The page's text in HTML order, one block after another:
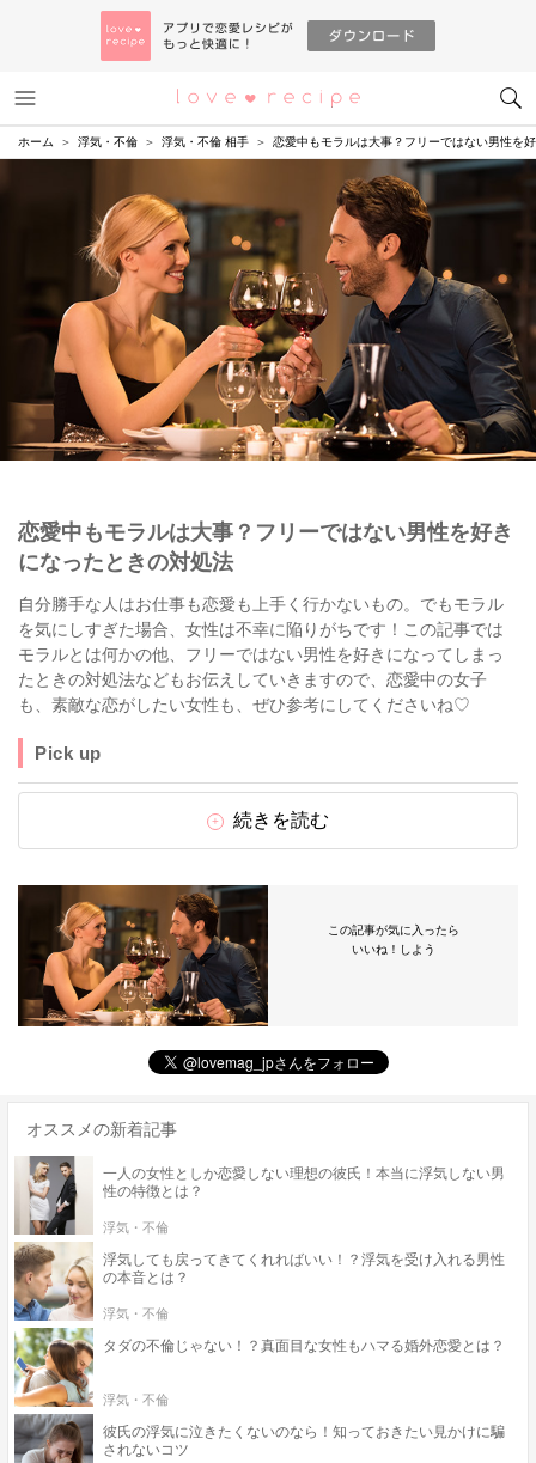
恋愛レシピ
ホーム 浮気・不倫 浮気・不倫 相手 恋愛中もモラルは大事？フリーではない男性を
恋愛中もモラルは大事？フリーではない男性を好き
になったときの対処法
自分勝手な人はお仕事も恋愛も上手く行かないもの。でもモラル
を気にしすぎた場合、女性は不幸に陥りがちです！この記事では
モラルとは何かの他、フリーではない男性を好きになってしまっ
たときの対処法などもお伝えしていきますので、恋愛中の女子
も、素敵な恋がしたい女性も、ぜひ参考にしてくださいね♡
Pick up
続きを読む
この記事が気に入ったら
いいね！しよう
オススメの新着記事
一人の女性としか恋愛しない理想の彼氏！本当に浮気しない男
性の特徴とは？
浮気・不倫
浮気しても戻ってきてくれればいい！？浮気を受け入れる男性
の本音とは？
浮気・不倫
タダの不倫じゃない！？真面目な女性もハマる婚外恋愛とは？
浮気・不倫
彼氏の浮気に泣きたくないのなら！知っておきたい見かけに騙
されないコツ